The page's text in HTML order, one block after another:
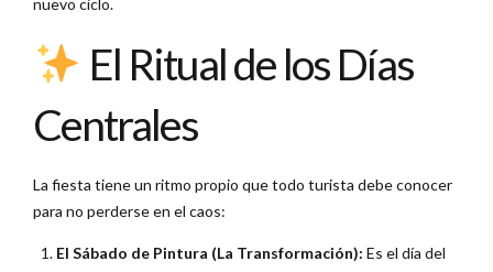
nuevo ciclo.
El Ritual de los Días
Centrales
La fiesta tiene un ritmo propio que todo turista debe conocer
para no perderse en el caos:
El Sábado de Pintura (La Transformación): Es el día del